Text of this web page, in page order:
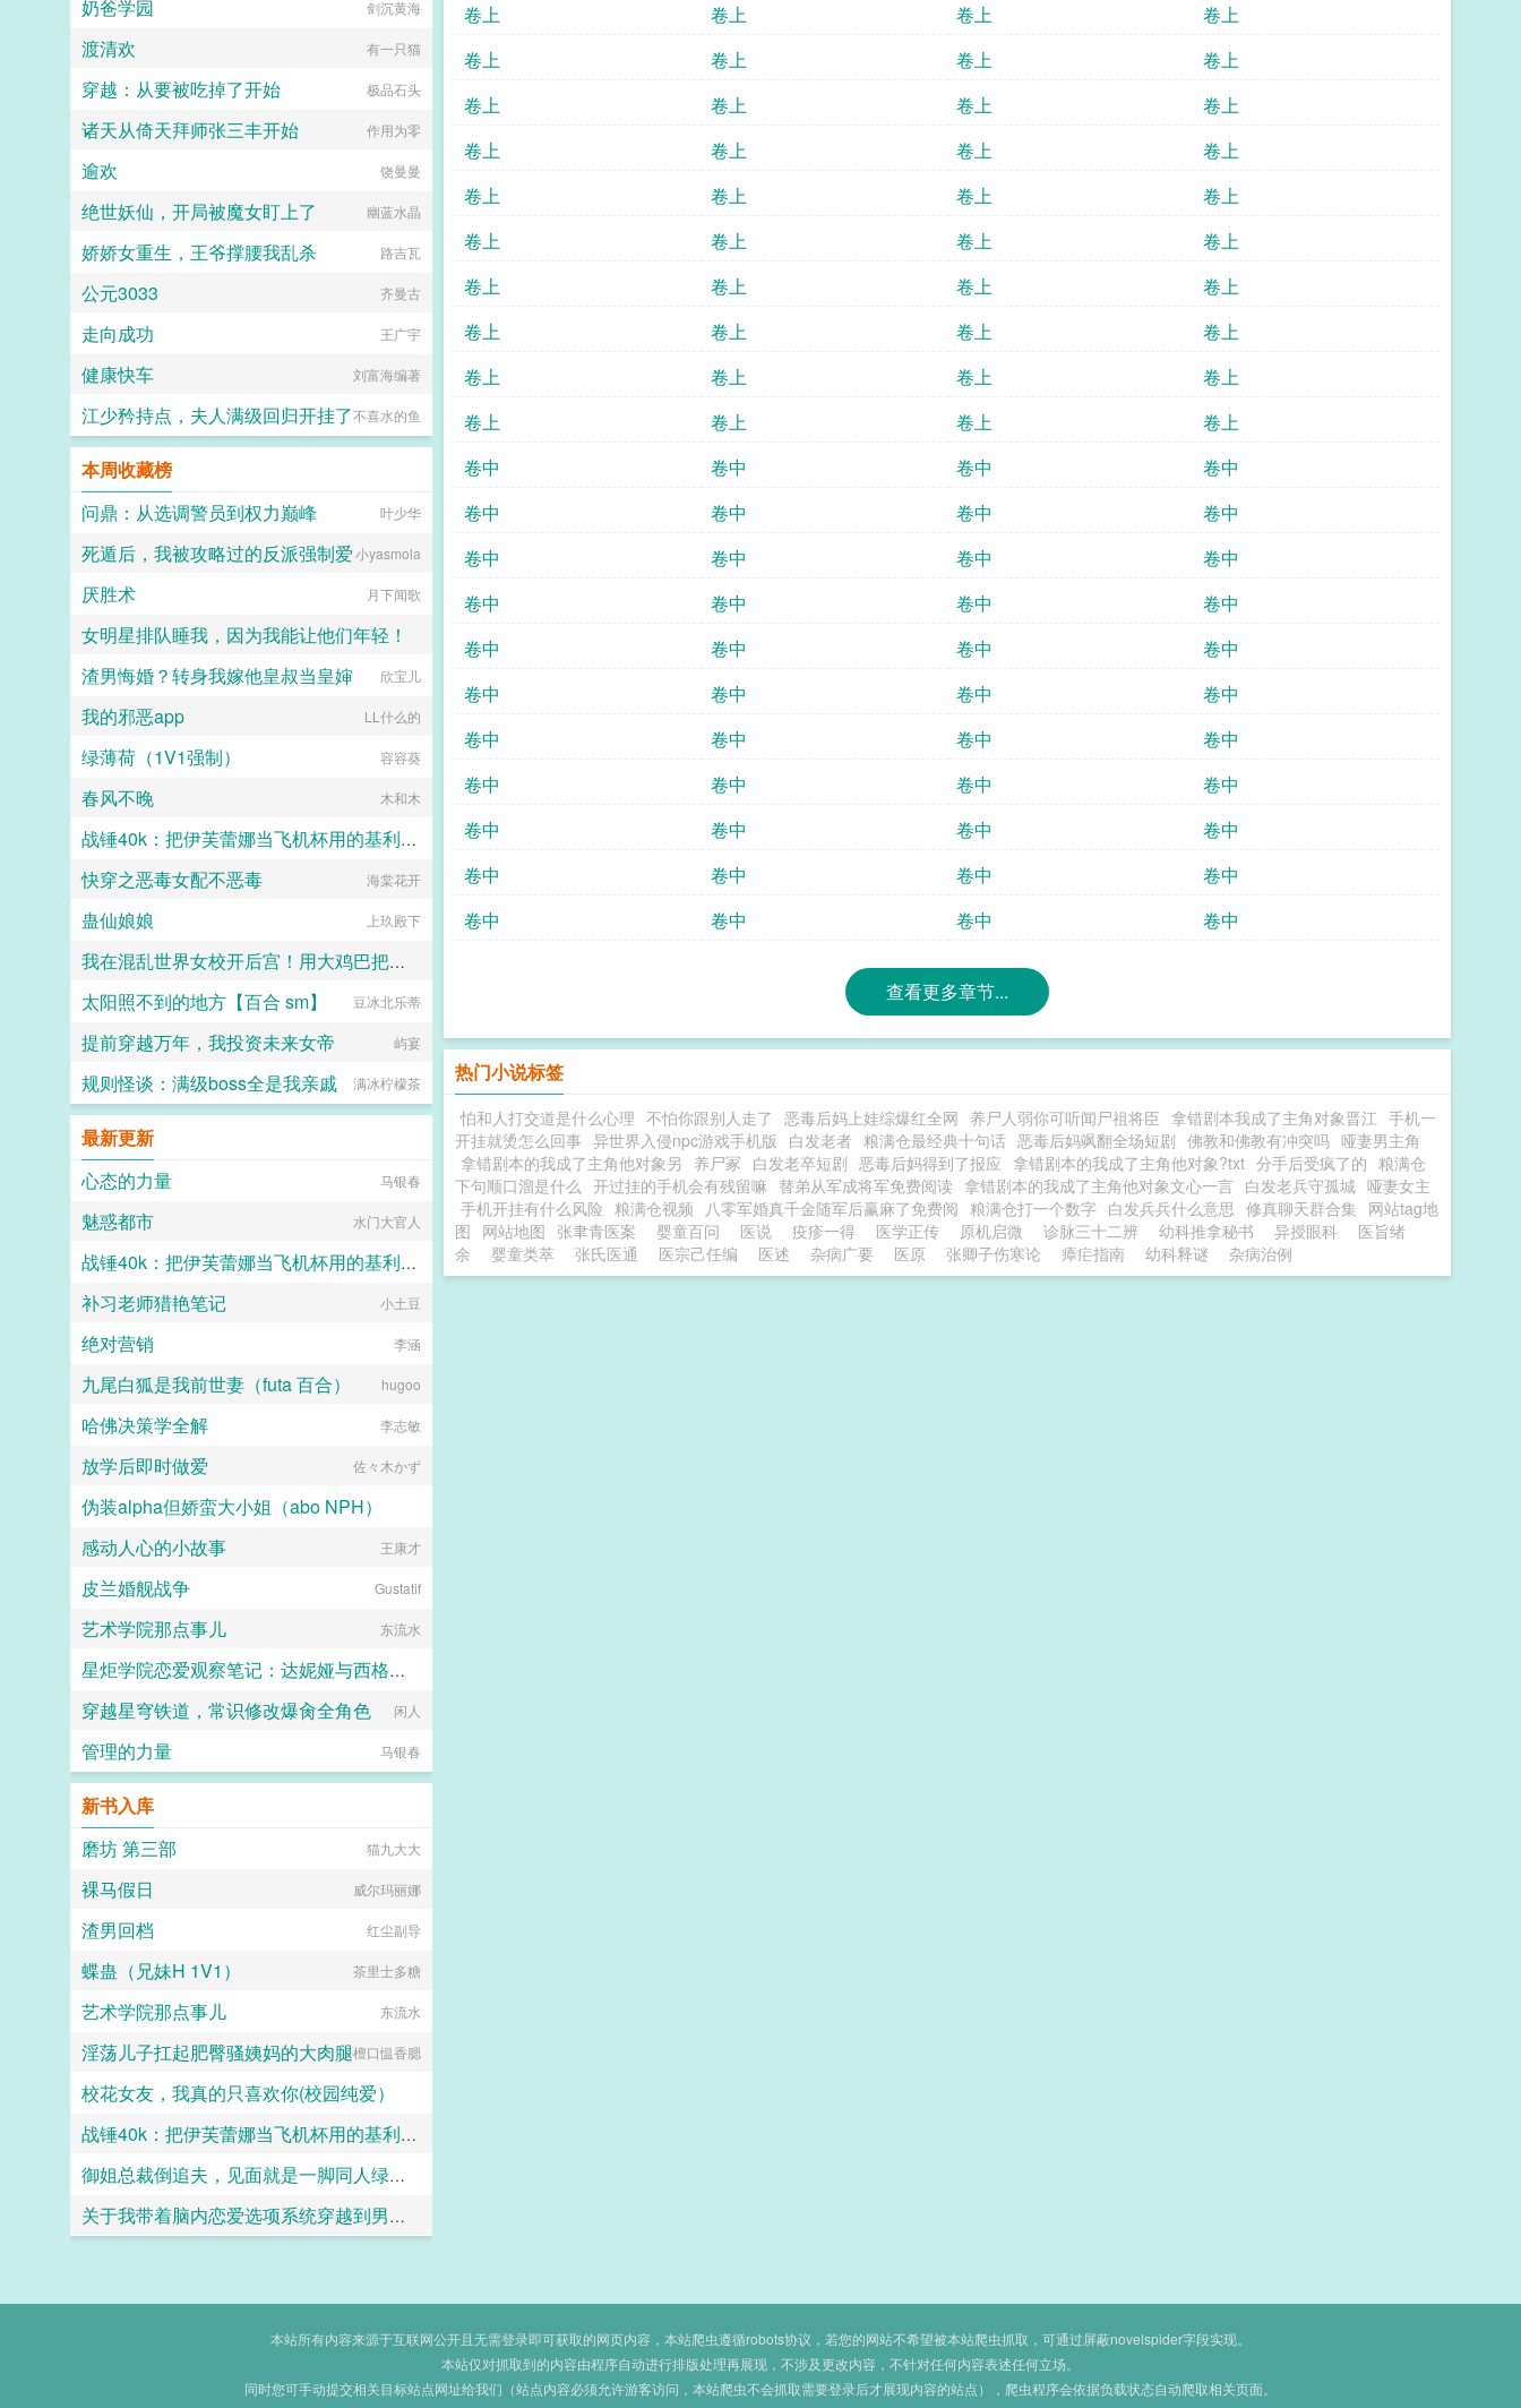
卷上
卷上 卷上
卷上
卷上
卷上 卷上
卷上
卷上
卷上 卷上
卷上
卷上
卷上 卷上
卷上
卷上
卷上 卷上
卷上
卷上
卷上 卷上
卷上
卷上
卷上 卷上
卷上
卷上
卷上 卷上
卷上
卷上
卷上 卷上
卷上
卷上
卷上 卷上
卷上
卷中
卷中 卷中
卷中
卷中
卷中 卷中
卷中
卷中
卷中 卷中
卷中
卷中
卷中 卷中
卷中
卷中
卷中 卷中
卷中
卷中
卷中 卷中
卷中
卷中
卷中 卷中
卷中
卷中
卷中 卷中
卷中
卷中
卷中 卷中
卷中
卷中
卷中 卷中
卷中
卷中
卷中 卷中 卷中
查看更多章节...
热门小说标签
怕和人打交道是什么心理 不怕你跟别人走了 恶毒后妈上娃综爆红全网 养尸人弱你可听闻尸祖将臣 拿错剧本我成了主角对象晋江 手机一
开挂就烫怎么回事 异世界入侵npc游戏手机版 白发老者 粮满仓最经典十句话 恶毒后妈飒翻全场短剧 佛教和佛教有冲突吗 哑妻男主角
拿错剧本的我成了主角他对象另 养尸冢 白发老卒短剧 恶毒后妈得到了报应 拿错剧本的我成了主角他对象?txt 分手后受疯了的 粮满仓
下句顺口溜是什么 开过挂的手机会有残留嘛 替弟从军成将军免费阅读 拿错剧本的我成了主角他对象文心一言 白发老兵守孤城 哑妻女主
手机开挂有什么风险 粮满仓视频 八零军婚真千金随军后赢麻了免费阅 粮满仓打一个数字 白发兵兵什么意思 修真聊天群合集 网站tag地
图 网站地图 张聿青医案 婴童百问 医说 疫疹一得 医学正传 原机启微 诊脉三十二辨 幼科推拿秘书 异授眼科
医旨绪
余
婴童类萃 张氏医通 医宗己任编 医述 杂病广要 医原 张卿子伤寒论 瘴疟指南 幼科释谜 杂病治例
奶爸学园 剑沉黄海
渡清欢 有一只猫
穿越：从要被吃掉了开始 极品石头
诸天从倚天拜师张三丰开始 作用为零
逾欢 饶曼曼
绝世妖仙，开局被魔女盯上了 幽蓝水晶
娇娇女重生，王爷撑腰我乱杀 路吉瓦
公元3033 齐曼古
走向成功 王广宇
健康快车 刘富海编著
江少矜持点，夫人满级回归开挂了不喜水的鱼
本周收藏榜
问鼎：从选调警员到权力巅峰
叶少华
死遁后，我被攻略过的反派强制爱小yasmola
厌胜术 月下闻歌
女明星排队睡我，因为我能让他们年轻！
欢欢
渣男悔婚？转身我嫁他皇叔当皇婶 欣宝儿
我的邪恶app LL什么的
绿薄荷（1V1强制） 容容葵
春风不晚 木和木
战锤40k：把伊芙蕾娜当飞机杯用的基利曼才不要成为大不净者的飞机杯
玛尔加尼斯
快穿之恶毒女配不恶毒 海棠花开
蛊仙娘娘 上玖殿下
我在混乱世界女校开后宫！用大鸡巴把诡异妹妹，绝色校花，血族大小姐……肏成专属精液便器，淫乱母狗
最爱萝莉杯子
太阳照不到的地方【百合 sm】 豆冰北乐蒂
提前穿越万年，我投资未来女帝 屿宴
规则怪谈：满级boss全是我亲戚 满冰柠檬茶
最新更新
心态的力量
马银春
魅惑都市 水门大官人
战锤40k：把伊芙蕾娜当飞机杯用的基利曼才不要成为大不净者的飞机杯
玛尔加尼斯
补习老师猎艳笔记 小土豆
绝对营销 李涵
九尾白狐是我前世妻（futa 百合） hugoo
哈佛决策学全解 李志敏
放学后即时做爱 佐々木かず
伪装alpha但娇蛮大小姐（abo NPH）
x最喜欢码字
感动人心的小故事 王康才
皮兰婚舰战争 Gustatif
艺术学院那点事儿 东流水
星炬学院恋爱观察笔记：达妮娅与西格莉卡的甜涩同居物语
闲人一个
穿越星穹铁道，常识修改爆肏全角色 闲人
管理的力量 马银春
新书入库
磨坊 第三部
猫九大大
裸马假日 威尔玛丽娜
渣男回档 红尘副导
蝶蛊（兄妹H 1V1） 茶里士多糖
艺术学院那点事儿 东流水
淫荡儿子扛起肥臀骚姨妈的大肉腿檀口愠香腮
校花女友，我真的只喜欢你(校园纯爱）
怪井
战锤40k：把伊芙蕾娜当飞机杯用的基利曼才不要成为大不净者的飞机杯
玛尔加尼斯
御姐总裁倒追夫，见面就是一脚同人绿帽短篇之李涛的幻想
giotto0086
关于我带着脑内恋爱选项系统穿越到男女比例失调的炎孕世界
本站所有内容来源于互联网公开且无需登录即可获取的网页内容，本站爬虫遵循robots协议，若您的网站不希望被本站爬虫抓取，可通过屏蔽novelspider字段实现。
本站仅对抓取到的内容由程序自动进行排版处理再展现，不涉及更改内容，不针对任何内容表述任何立场。
同时您可手动提交相关目标站点网址给我们（站点内容必须允许游客访问，本站爬虫不会抓取需要登录后才展现内容的站点），爬虫程序会依据负载状态自动爬取相关页面。